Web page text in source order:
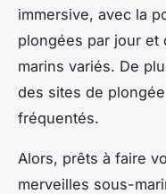
immersive, avec la
plongées par jour
marins variés. De
des sites de
fréquentés.
Alors, prêts à faire
merveilles sous-